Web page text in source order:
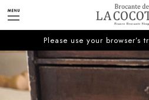
Please use your browser’s